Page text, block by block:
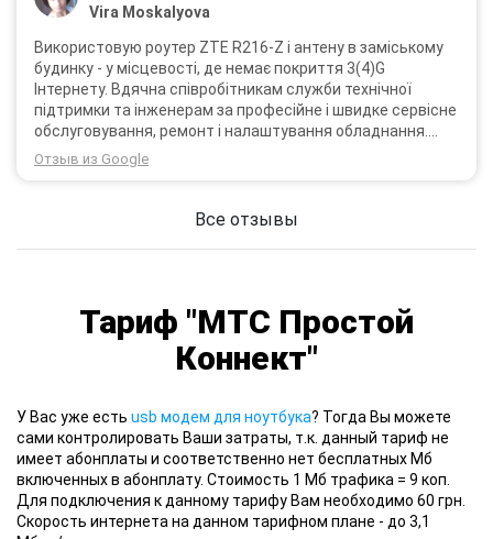
Vira Moskalyova
Використовую роутер ZTE R216-Z і антену в заміському
будинку - у місцевості, де немає покриття 3(4)G
Інтернету. Вдячна співробітникам служби технічної
підтримки та інженерам за професійне і швидке сервісне
обслуговування, ремонт і налаштування обладнання.
Через 3 роки після покупки я не шкодую про прийняте
тоді рішення придбати обладнання в компанії 3G star
Отзыв из Google
Все отзывы
Тариф "МТС Простой
Коннект"
У Вас уже есть usb модем для ноутбука? Тогда Вы можете
сами контролировать Ваши затраты, т.к. данный тариф не
имеет абонплаты и соответственно нет бесплатных Мб
включенных в абонплату. Стоимость 1 Мб трафика = 9 коп.
Для подключения к данному тарифу Вам необходимо 60 грн.
Скорость интернета на данном тарифном плане - до 3,1